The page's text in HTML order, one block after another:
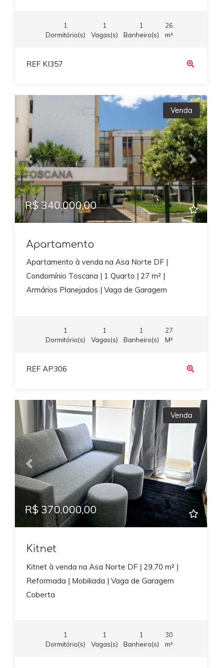
1
Dormitório(s)
1
Vagas(s)
1
Banheiro(s)
26
m²
REF KI357
Previous Next
Venda
R$ 340.000,00
Apartamento
Apartamento à venda na Asa Norte DF |
Condomínio Toscana | 1 Quarto | 27 m² |
Armários Planejados | Vaga de Garagem
1
Dormitório(s)
1
Vagas(s)
1
Banheiro(s)
27
M²
REF AP306
Previous Next
Venda
R$ 370.000,00
Kitnet
Kitnet à venda na Asa Norte DF | 29,70 m² |
Reformada | Mobiliada | Vaga de Garagem
Coberta
1
Dormitório(s)
1
Vagas(s)
1
Banheiro(s)
30
m²